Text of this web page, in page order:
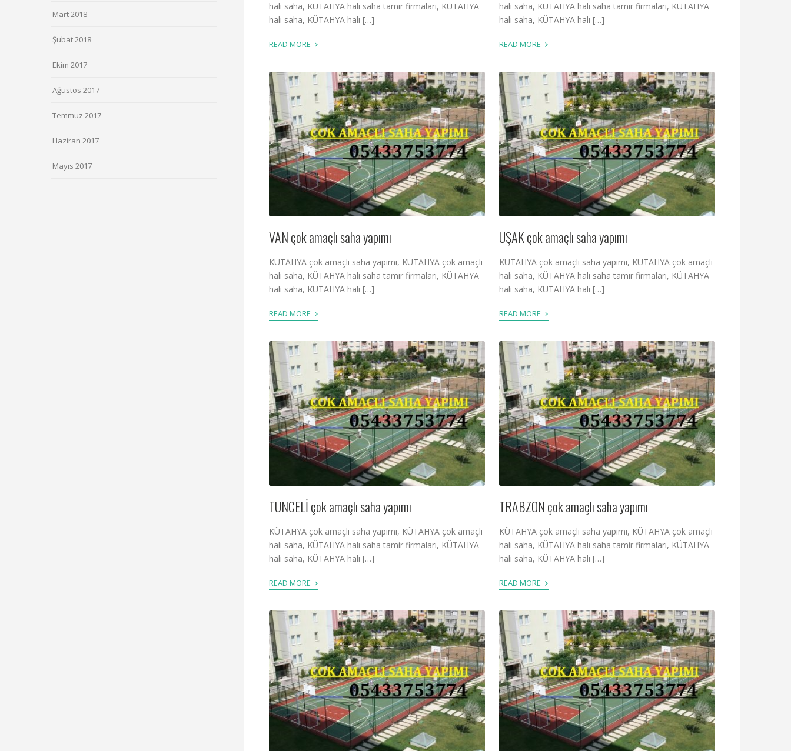
halı saha, KÜTAHYA halı saha tamir firmaları, KÜTAHYA
halı saha, KÜTAHYA halı […]
READ MORE ›
halı saha, KÜTAHYA halı saha tamir firmaları, KÜTAHYA
halı saha, KÜTAHYA halı […]
READ MORE ›
VAN çok amaçlı saha yapımı
KÜTAHYA çok amaçlı saha yapımı, KÜTAHYA çok amaçlı
halı saha, KÜTAHYA halı saha tamir firmaları, KÜTAHYA
halı saha, KÜTAHYA halı […]
READ MORE ›
UŞAK çok amaçlı saha yapımı
KÜTAHYA çok amaçlı saha yapımı, KÜTAHYA çok amaçlı
halı saha, KÜTAHYA halı saha tamir firmaları, KÜTAHYA
halı saha, KÜTAHYA halı […]
READ MORE ›
TUNCELİ çok amaçlı saha yapımı
KÜTAHYA çok amaçlı saha yapımı, KÜTAHYA çok amaçlı
halı saha, KÜTAHYA halı saha tamir firmaları, KÜTAHYA
halı saha, KÜTAHYA halı […]
READ MORE ›
TRABZON çok amaçlı saha yapımı
KÜTAHYA çok amaçlı saha yapımı, KÜTAHYA çok amaçlı
halı saha, KÜTAHYA halı saha tamir firmaları, KÜTAHYA
halı saha, KÜTAHYA halı […]
READ MORE ›
Mart 2018
Şubat 2018
Ekim 2017
Ağustos 2017
Temmuz 2017
Haziran 2017
Mayıs 2017